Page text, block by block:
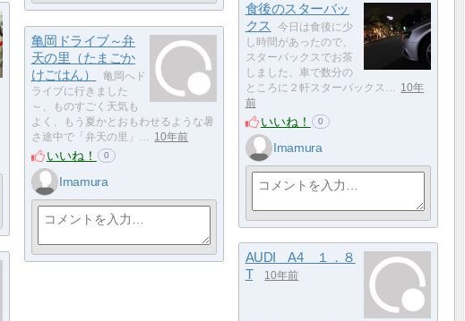
食後のスターバッ
クス
今日は食後に少
し時間があったので、
スターバックスでお茶
しました、車で数分の
ところに２軒スターバックス… 10年
前
いいね！ 0
Imamura
亀岡ドライブ～弁
天の里（たまごか
けごはん）
亀岡へド
ライブに行きました
～、ものすごく天気も
よく、もう夏かとおもわせるような暑
さ途中で「弁天の里」… 10年前
いいね！ 0
Imamura
AUDI A4 １．８
T
10年前